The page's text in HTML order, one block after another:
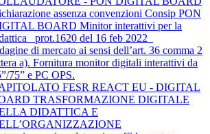
assenza convenzioni Consip PON
BOARD Minitor interattivi per la
prot.1620 del 16 feb 2022_
di mercato ai sensi dell’art. 36 comma 2
a). Fornitura monitor digitali interattivi da
75” e PC OPS.
FESR REACT EU - DIGITAL
TRASFORMAZIONE DIGITALE
DIDATTICA E